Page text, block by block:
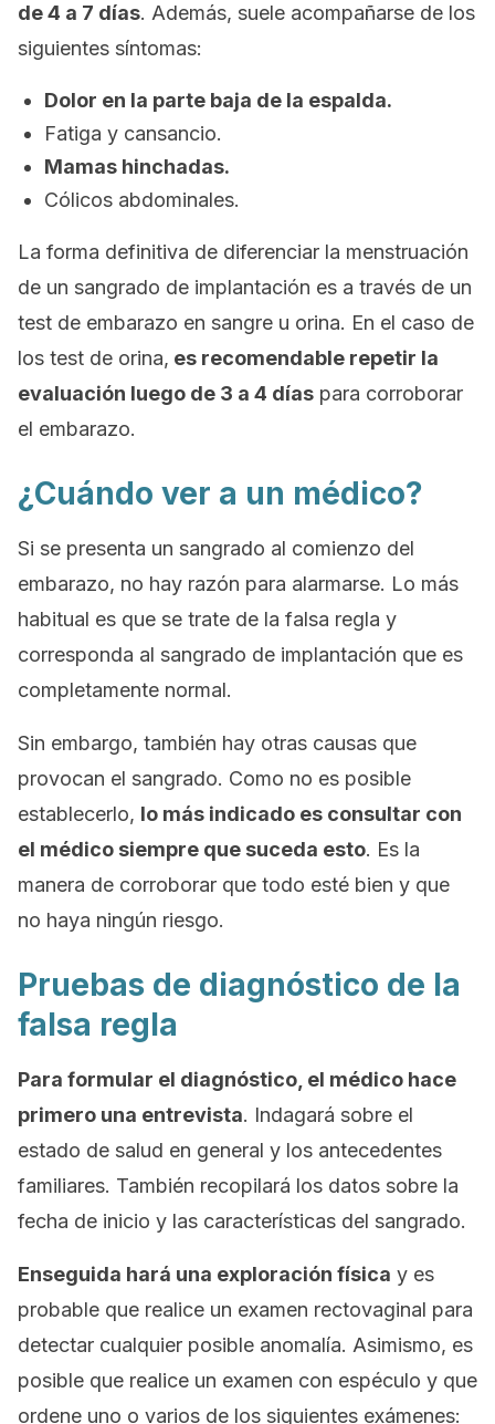
de 4 a 7 días. Además, suele acompañarse de los
siguientes síntomas:
Dolor en la parte baja de la espalda.
Fatiga y cansancio.
Mamas hinchadas.
Cólicos abdominales.
La forma definitiva de diferenciar la menstruación
de un sangrado de implantación es a través de un
test de embarazo en sangre u orina. En el caso de
los test de orina, es recomendable repetir la
evaluación luego de 3 a 4 días para corroborar
el embarazo.
¿Cuándo ver a un médico?
Si se presenta un sangrado al comienzo del
embarazo, no hay razón para alarmarse. Lo más
habitual es que se trate de la falsa regla y
corresponda al sangrado de implantación que es
completamente normal.
Sin embargo, también hay otras causas que
provocan el sangrado. Como no es posible
establecerlo, lo más indicado es consultar con
el médico siempre que suceda esto. Es la
manera de corroborar que todo esté bien y que
no haya ningún riesgo.
Pruebas de diagnóstico de la
falsa regla
Para formular el diagnóstico, el médico hace
primero una entrevista. Indagará sobre el
estado de salud en general y los antecedentes
familiares. También recopilará los datos sobre la
fecha de inicio y las características del sangrado.
Enseguida hará una exploración física y es
probable que realice un examen rectovaginal para
detectar cualquier posible anomalía. Asimismo, es
posible que realice un examen con espéculo y que
ordene uno o varios de los siguientes exámenes: